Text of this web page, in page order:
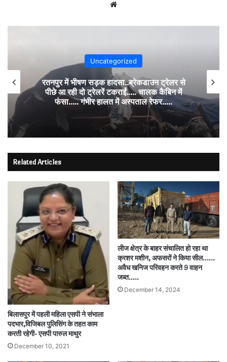
Uncategorized
रतनपुर में भीषण सड़क हादसा..ब्रेकडाउन ट्रेलर से
पीछे आ रही दो ट्रेलरें टकराईं….. चालक कैबिन में
फंसा….. गंभीर हालत में अस्पताल रेफर…..
Related Articles
बिलासपुर में पहली महिला एसपी ने संभाला
पदभार,विजिबल पुलिसिंग के तहत काम
करती रहेगी- एसपी पारुल माथुर
December 10, 2021
लीज क्षेत्र के बाहर संचालित हो रहा था
क्रशर मशीन, अफसरों ने किया सील……
अवैध खनिज परिवहन करते 9 वाहन
जब्त…..
December 14, 2024